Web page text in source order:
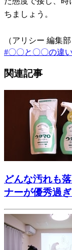
ちましょう。
（アリシー 編集部
#〇〇と〇〇の違い
関連記事
どんな汚れも
ナーが優秀過ぎ